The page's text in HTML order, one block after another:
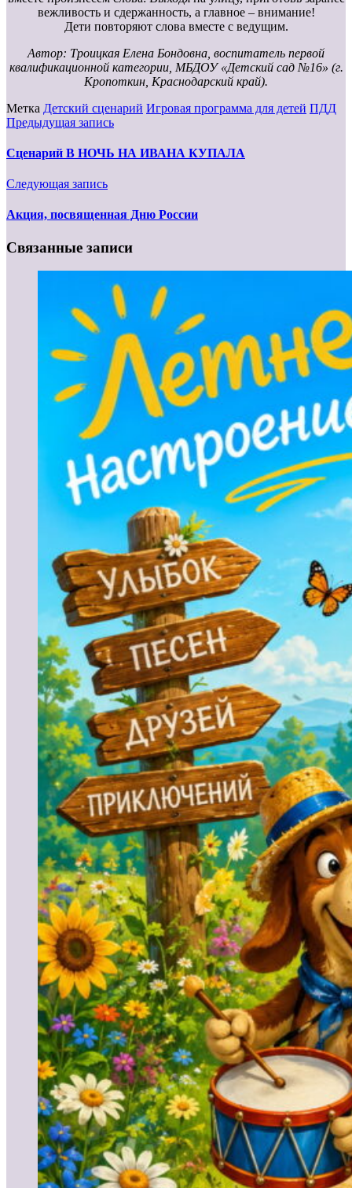
вежливость и сдержанность, а главное – внимание!
Дети повторяют слова вместе с ведущим.
Автор: Троицкая Елена Бондовна, воспитатель первой
квалификационной категории, МБДОУ «Детский сад №16» (г.
Кропоткин, Краснодарский край).
Метка Детский сценарий Игровая программа для детей ПДД
Предыдущая запись
Сценарий В НОЧЬ НА ИВАНА КУПАЛА
Следующая запись
Акция, посвященная Дню России
Связанные записи